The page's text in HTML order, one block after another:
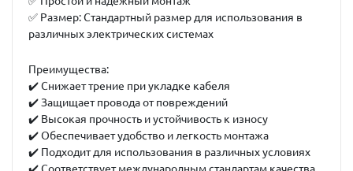
✅ Размер: Стандартный размер для использования в
различных электрических системах
Преимущества:
✔️ Снижает трение при укладке кабеля
✔️ Защищает провода от повреждений
✔️ Высокая прочность и устойчивость к износу
✔️ Обеспечивает удобство и легкость монтажа
✔️ Подходит для использования в различных условиях